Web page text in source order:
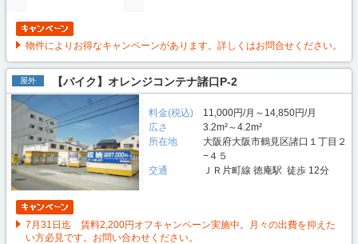
物件によりお得なキャンペーンがあります。詳しくはお問合せください。
屋外 【バイク】オレンジコンテナ諸口P-2
料金(税込)
11,000円/月～14,850円/月
広さ
3.2m²～4.2m²
所在地
大阪府大阪市鶴見区諸口１丁目２
−４５
交通
ＪＲ片町線 徳庵駅 徒歩 12分
7月31日迄 賃料2,200円オフキャンペーン実施中。月々の出費を抑えた
い方必見です。お問い合わせください。